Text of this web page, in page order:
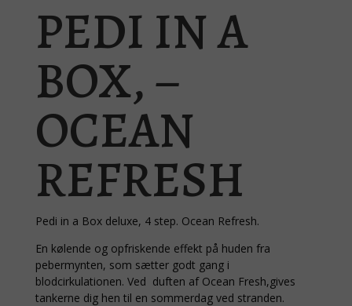
PEDI IN A
BOX, –
OCEAN
REFRESH
Pedi in a Box deluxe, 4 step. Ocean Refresh.
En kølende og opfriskende effekt på huden fra
pebermynten, som sætter godt gang i
blodcirkulationen. Ved duften af Ocean Fresh,gives
tankerne dig hen til en sommerdag ved stranden.